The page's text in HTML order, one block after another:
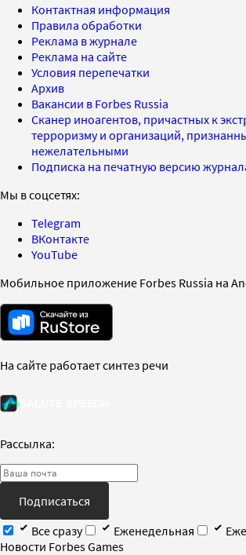
Контактная информация
Правила обработки
Реклама в журнале
Реклама на сайте
Условия перепечатки
Архив
Вакансии в Forbes Russia
Сканер иноагентов, причастных к
терроризму и организаций,
нежелательными
Подписка на печатную версию
Мы в соцсетях:
Telegram
ВКонтакте
YouTube
Мобильное приложение Forbes Russia на
На сайте работает синтез речи
Рассылка:
Подписаться
Все сразу
Еженедельная
Новости Forbes Games